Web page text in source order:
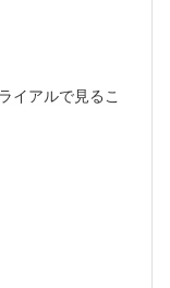
イアルで見るこ